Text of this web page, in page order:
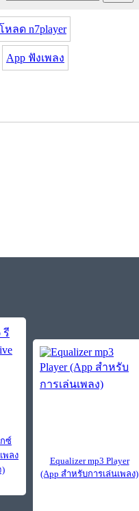
หลด n7player
App ฟังเพลง
ซ์
พลง
)
Equalizer mp3 Player
(App สำหรับการเล่นเพลง)